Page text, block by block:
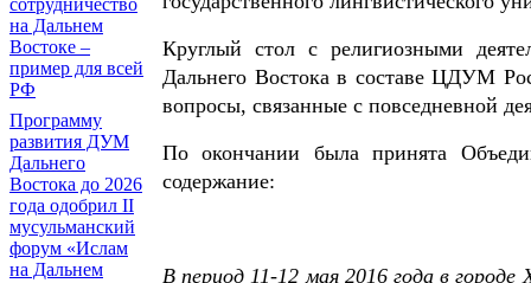
сотрудничество
на Дальнем
Востоке –
пример для всей
РФ
Программу
развития ДУМ
Дальнего
Востока до 2026
года одобрил II
мусульманский
форум «Ислам
на Дальнем
Круглый стол с религиозными
Дальнего Востока в составе ЦДУМ
вопросы, связанные с повседневной
По окончании была принята
содержание:
В период 11-12 мая 2016 года в